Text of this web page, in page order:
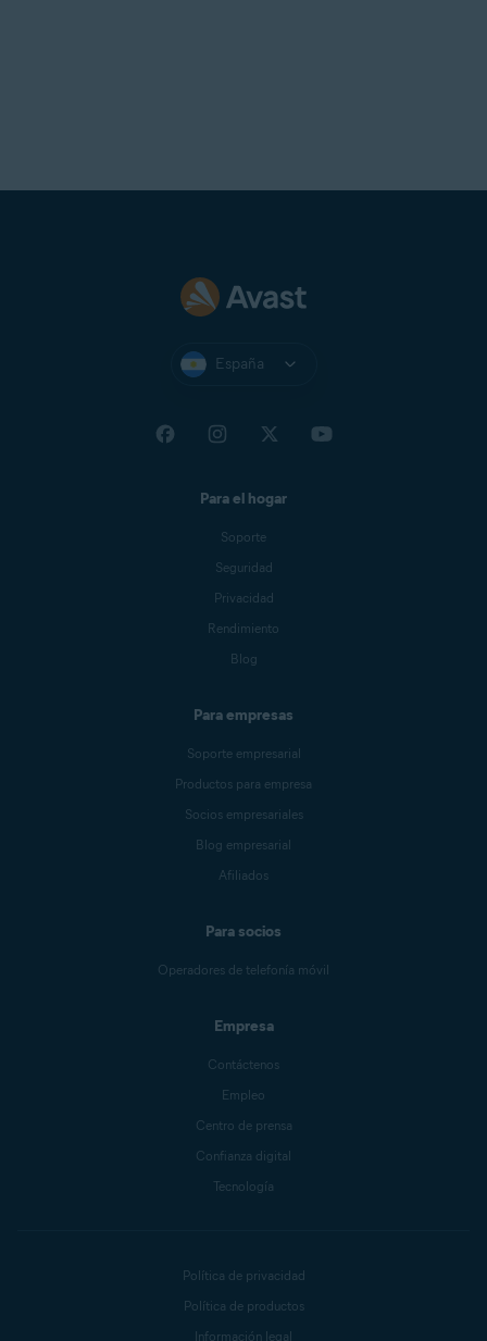
España
Para el hogar
Soporte
Seguridad
Privacidad
Rendimiento
Blog
Para empresas
Soporte empresarial
Productos para empresa
Socios empresariales
Blog empresarial
Afiliados
Para socios
Operadores de telefonía móvil
Empresa
Contáctenos
Empleo
Centro de prensa
Confianza digital
Tecnología
Política de privacidad
Política de productos
Información legal